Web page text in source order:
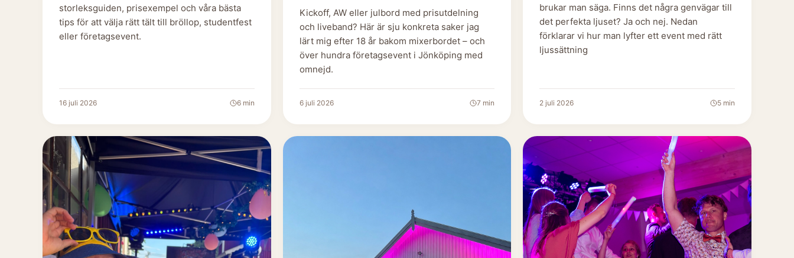
storleksguiden, prisexempel och våra bästa
tips för att välja rätt tält till bröllop, studentfest
eller företagsevent.
16 juli 2026 6min
Kickoff, AW eller julbord med prisutdelning
och liveband? Här är sju konkreta saker jag
lärt mig efter 18 år bakom mixerbordet – och
över hundra företagsevent i Jönköping med
omnejd.
6 juli 2026 7 min
brukar man säga. Finns det några genvägar till
det perfekta ljuset? Ja och nej. Nedan
förklarar vi hur man lyfter ett event med rätt
ljussättning
2 juli 2026 5min